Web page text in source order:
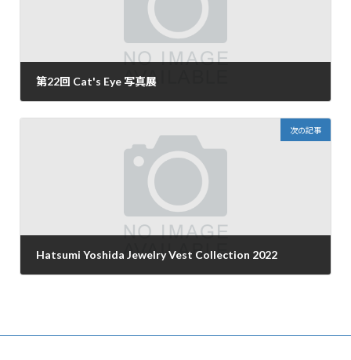
第22回 Cat's Eye 写真展
次の記事
Hatsumi Yoshida Jewelry Vest Collection 2022